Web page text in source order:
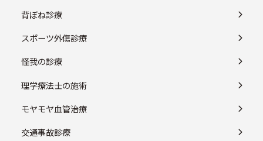
背ぼね診療
スポーツ外傷診療
怪我の診療
理学療法士の施術
モヤモヤ血管治療
交通事故診療